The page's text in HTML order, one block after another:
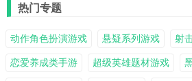
热门专题
动作角色扮演游戏 悬疑系列游戏 射
恋爱养成类手游 超级英雄题材游戏